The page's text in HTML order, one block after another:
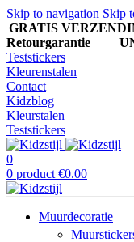
Skip to navigation Skip
GRATIS
Retourgarantie
Teststickers
Kleurenstalen
Contact
Kidzblog
Kleurstalen
Teststickers
0
0 product €0.00
Muurdecoratie